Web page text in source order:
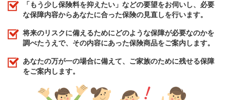
「もう少し保険料を抑えたい」などの要望をお伺いし、必要
な保障内容からあなたに合った保険の見直しを行います。
将来のリスクに備えるためにどのような保障が必要なのかを
調べたうえで、その内容にあった保険商品をご案内します。
あなたの万が一の場合に備えて、ご家族のために残せる保障
をご案内します。